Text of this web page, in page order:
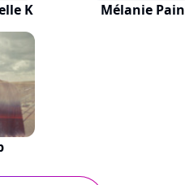
K Mélanie Pain